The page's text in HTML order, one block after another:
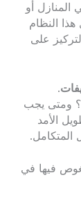
أو
النظام
على
.
ومتى يجب
الأمد
المتكامل.
فيها في